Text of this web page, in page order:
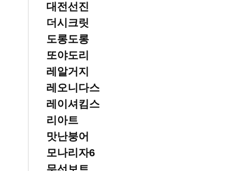
대전선진
더시크릿
도롱도롱
또야도리
레알거지
레오니다스
레이셔킴스
리아트
맛난붕어
모나리자6